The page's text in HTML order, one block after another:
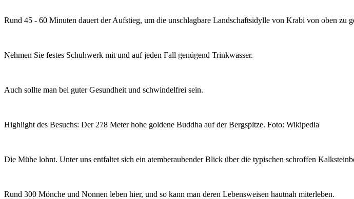
Rund 45 - 60 Minuten dauert der Aufstieg, um die unschlagbare Landschaftsidylle von Krabi von oben zu
Nehmen Sie festes Schuhwerk mit und auf jeden Fall genügend Trinkwasser.
Auch sollte man bei guter Gesundheit und schwindelfrei sein.
Highlight des Besuchs: Der 278 Meter hohe goldene Buddha auf der Bergspitze. Foto: Wikipedia
Die Mühe lohnt. Unter uns entfaltet sich ein atemberaubender Blick über die typischen schroffen
Rund 300 Mönche und Nonnen leben hier, und so kann man deren Lebensweisen hautnah miterleben.